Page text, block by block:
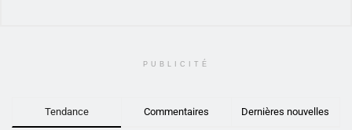
PUBLICITÉ
Tendance Commentaires Dernières nouvelles